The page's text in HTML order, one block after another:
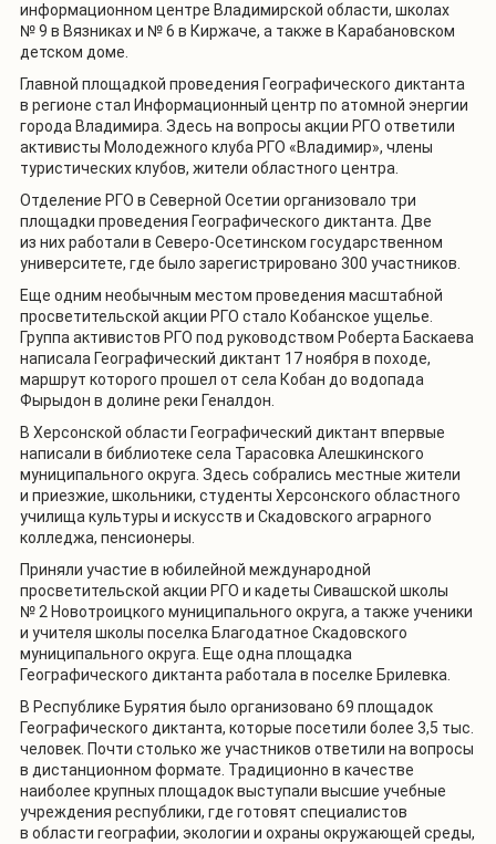
информационном центре Владимирской области, школах
№ 9 в Вязниках и № 6 в Киржаче, а также в Карабановском
детском доме.
Главной площадкой проведения Географического диктанта
в регионе стал Информационный центр по атомной энергии
города Владимира. Здесь на вопросы акции РГО ответили
активисты Молодежного клуба РГО «Владимир», члены
туристических клубов, жители областного центра.
Отделение РГО в Северной Осетии организовало три
площадки проведения Географического диктанта. Две
из них работали в Северо-Осетинском государственном
университете, где было зарегистрировано 300 участников.
Еще одним необычным местом проведения масштабной
просветительской акции РГО стало Кобанское ущелье.
Группа активистов РГО под руководством Роберта Баскаева
написала Географический диктант 17 ноября в походе,
маршрут которого прошел от села Кобан до водопада
Фырыдон в долине реки Геналдон.
В Херсонской области Географический диктант впервые
написали в библиотеке села Тарасовка Алешкинского
муниципального округа. Здесь собрались местные жители
и приезжие, школьники, студенты Херсонского областного
училища культуры и искусств и Скадовского аграрного
колледжа, пенсионеры.
Приняли участие в юбилейной международной
просветительской акции РГО и кадеты Сивашской школы
№ 2 Новотроицкого муниципального округа, а также ученики
и учителя школы поселка Благодатное Скадовского
муниципального округа. Еще одна площадка
Географического диктанта работала в поселке Брилевка.
В Республике Бурятия было организовано 69 площадок
Географического диктанта, которые посетили более 3,5 тыс.
человек. Почти столько же участников ответили на вопросы
в дистанционном формате. Традиционно в качестве
наиболее крупных площадок выступали высшие учебные
учреждения республики, где готовят специалистов
в области географии, экологии и охраны окружающей среды,